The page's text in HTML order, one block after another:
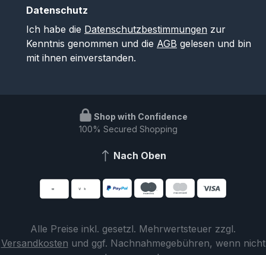
Datenschutz
Ich habe die Datenschutzbestimmungen zur
Kenntnis genommen und die AGB gelesen und bin
mit ihnen einverstanden.
Shop with Confidence
100% Secured Shopping
Nach Oben
Alle Preise inkl. gesetzl. Mehrwertsteuer zzgl.
Versandkosten und ggf. Nachnahmegebühren, wenn nicht